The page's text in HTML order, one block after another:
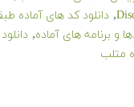
, دانلود کد های آماده
و برنامه های آماده,
متلب